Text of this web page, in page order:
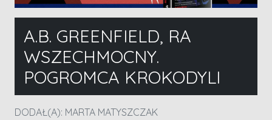
A.B. GREENFIELD, RA
WSZECHMOCNY.
POGROMCA KROKODYLI
DODAŁ(A): MARTA MATYSZCZAK